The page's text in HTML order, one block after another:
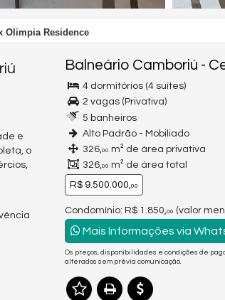
Olimpia Residence
e
o
Balneário Camboriú -
4 dormitórios (4 suítes)
2 vagas (Privativa)
5 banheiros
Alto Padrão - Mobiliado
326,00 m² de área privativa
326,00 m² de área total
R$ 9.500.000,00
Condomínio: R$ 1.850, 00 (valor
Mais Informações via
Os preços, disponibilidades e condições de
alterados sem prévia comunicação.